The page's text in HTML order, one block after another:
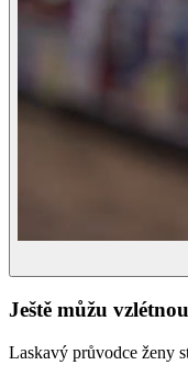
Ještě můžu
Laskavý průvodce ženy